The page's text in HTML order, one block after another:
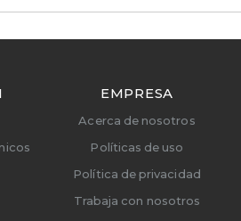
EMPRESA
Acerca de nosotros
Políticas de uso
Política de privacidad
Trabaja con nosotros